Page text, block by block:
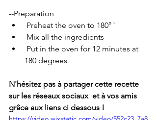
--Preparation
Preheat the oven to 180° `
Mix all the ingredients
180 degrees
N'hésitez pas à partager cette recette
sur les réseaux sociaux  et à vos amis
grâce aux liens ci dessous !